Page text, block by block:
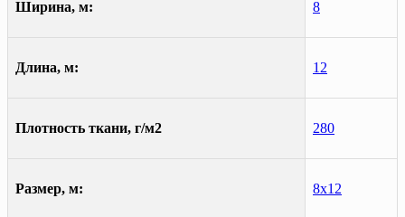
Ширина, м: 8
Длина, м: 12
Плотность ткани, г/м2 280
Размер, м: 8х12